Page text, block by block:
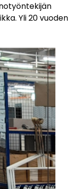
Yli 20 vuoden